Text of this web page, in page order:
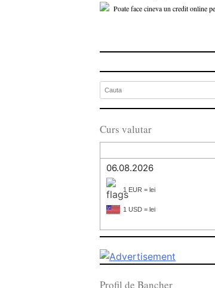
Poate face cineva un credit online
Curs valutar
06.08.2026
1 EUR = lei
1 USD = lei
Profil de Bancher